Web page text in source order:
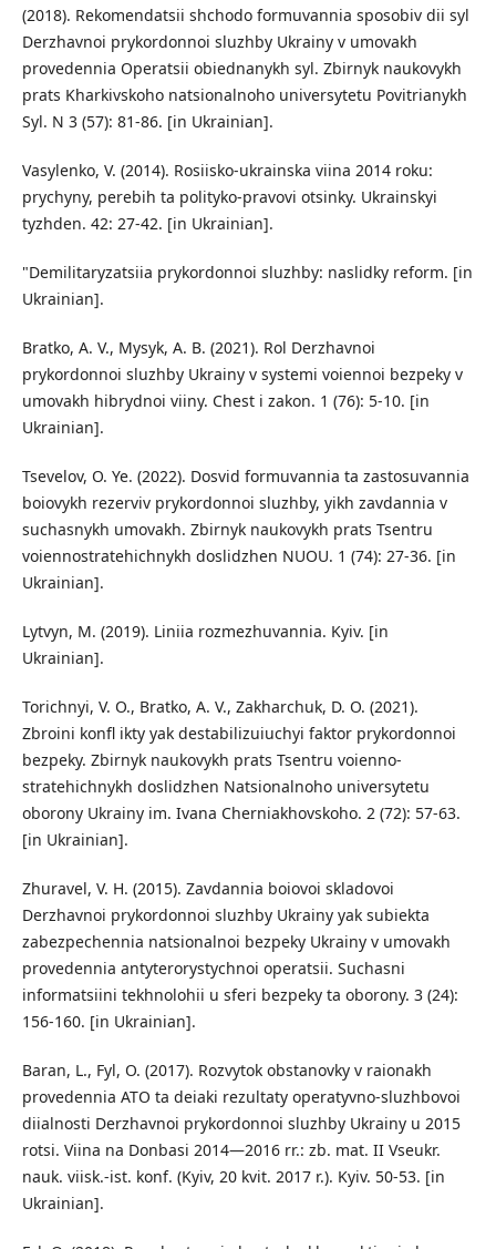
(2018). Rekomendatsii shchodo formuvannia sposobiv dii syl
Derzhavnoi prykordonnoi sluzhby Ukrainy v umovakh
provedennia Operatsii obiednanykh syl. Zbirnyk naukovykh
prats Kharkivskoho natsionalnoho universytetu Povitrianykh
Syl. N 3 (57): 81-86. [in Ukrainian].
Vasylenko, V. (2014). Rosiisko-ukrainska viina 2014 roku:
prychyny, perebih ta polityko-pravovi otsinky. Ukrainskyi
tyzhden. 42: 27-42. [in Ukrainian].
"Demilitaryzatsiia prykordonnoi sluzhby: naslidky reform. [in
Ukrainian].
Bratko, A. V., Mysyk, A. B. (2021). Rol Derzhavnoi
prykordonnoi sluzhby Ukrainy v systemi voiennoi bezpeky v
umovakh hibrydnoi viiny. Chest i zakon. 1 (76): 5-10. [in
Ukrainian].
Tsevelov, O. Ye. (2022). Dosvid formuvannia ta zastosuvannia
boiovykh rezerviv prykordonnoi sluzhby, yikh zavdannia v
suchasnykh umovakh. Zbirnyk naukovykh prats Tsentru
voiennostratehichnykh doslidzhen NUOU. 1 (74): 27-36. [in
Ukrainian].
Lytvyn, M. (2019). Liniia rozmezhuvannia. Kyiv. [in
Ukrainian].
Torichnyi, V. O., Bratko, A. V., Zakharchuk, D. O. (2021).
Zbroini konfl ikty yak destabilizuiuchyi faktor prykordonnoi
bezpeky. Zbirnyk naukovykh prats Tsentru voienno-
stratehichnykh doslidzhen Natsionalnoho universytetu
oborony Ukrainy im. Ivana Cherniakhovskoho. 2 (72): 57-63.
[in Ukrainian].
Zhuravel, V. H. (2015). Zavdannia boiovoi skladovoi
Derzhavnoi prykordonnoi sluzhby Ukrainy yak subiekta
zabezpechennia natsionalnoi bezpeky Ukrainy v umovakh
provedennia antyterorystychnoi operatsii. Suchasni
informatsiini tekhnolohii u sferi bezpeky ta oborony. 3 (24):
156-160. [in Ukrainian].
Baran, L., Fyl, O. (2017). Rozvytok obstanovky v raionakh
provedennia ATO ta deiaki rezultaty operatyvno-sluzhbovoi
diialnosti Derzhavnoi prykordonnoi sluzhby Ukrainy u 2015
rotsi. Viina na Donbasi 2014—2016 rr.: zb. mat. II Vseukr.
nauk. viisk.-ist. konf. (Kyiv, 20 kvit. 2017 r.). Kyiv. 50-53. [in
Ukrainian].